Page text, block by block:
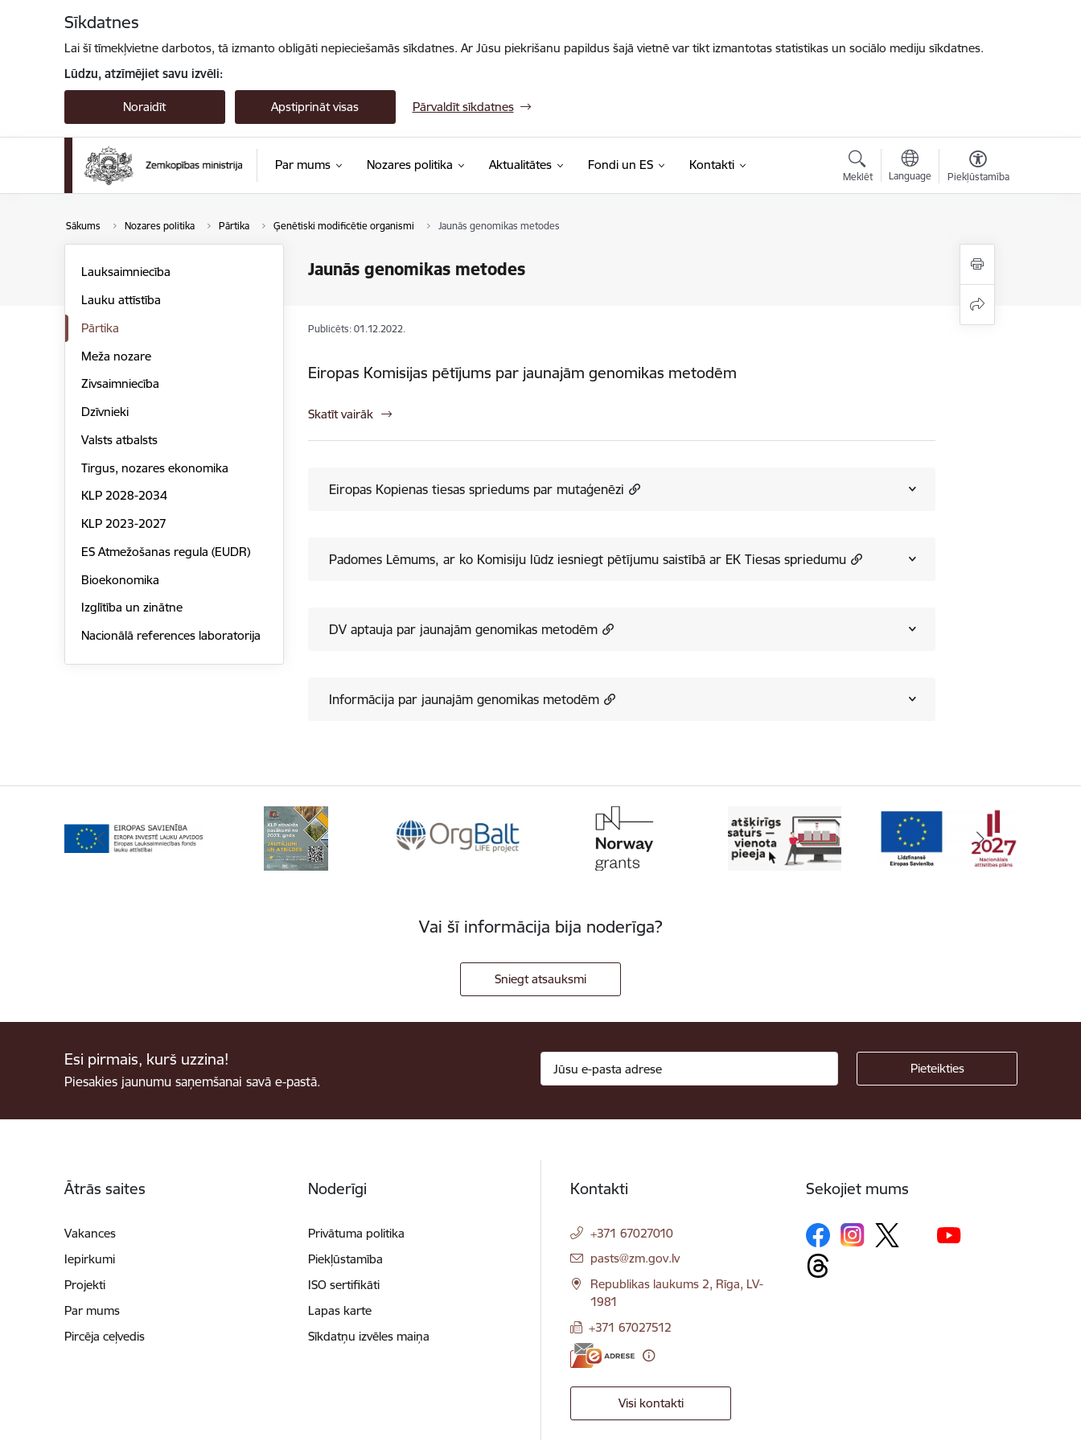
Sīkdatnes
Lai šī tīmekļvietne darbotos, tā izmanto obligāti nepieciešamās sīkdatnes. Ar Jūsu piekrišanu papildus šajā vietnē var tikt izmantotas statistikas un sociālo mediju sīkdatnes.
Lūdzu, atzīmējiet savu izvēli:
Noraidīt Apstiprināt visas Pārvaldīt sīkdatnes
Par mums Nozares politika Aktualitātes Fondi un ES Kontakti
Meklēt Language Piekļūstamība
Sākums Nozares politika Pārtika Ģenētiski modificētie organismi Jaunās genomikas metodes
Jaunās genomikas metodes
Lauksaimniecība
Lauku attīstība
Pārtika
Meža nozare
Zivsaimniecība
Dzīvnieki
Valsts atbalsts
Tirgus, nozares ekonomika
KLP 2028-2034
KLP 2023-2027
ES Atmežošanas regula (EUDR)
Bioekonomika
Izglītība un zinātne
Nacionālā references laboratorija
Publicēts: 01.12.2022.
Eiropas Komisijas pētījums par jaunajām genomikas metodēm
Skatīt vairāk
Eiropas Kopienas tiesas spriedums par mutaģenēzi
Padomes Lēmums, ar ko Komisiju lūdz iesniegt pētījumu saistībā ar EK Tiesas spriedumu
DV aptauja par jaunajām genomikas metodēm
Informācija par jaunajām genomikas metodēm
Vai šī informācija bija noderīga?
Sniegt atsauksmi
Esi pirmais, kurš uzzina!
Piesakies jaunumu saņemšanai savā e-pastā.
Ātrās saites
Vakances
Iepirkumi
Projekti
Par mums
Pircēja ceļvedis
Noderīgi
Privātuma politika
Piekļūstamība
ISO sertifikāti
Lapas karte
Sīkdatņu izvēles maiņa
Kontakti
+371 67027010
E-pasts:
pasts@zm.gov.lv
Republikas laukums 2, Rīga, LV-
1981
+371 67027512
Visi kontakti
Sekojiet mums